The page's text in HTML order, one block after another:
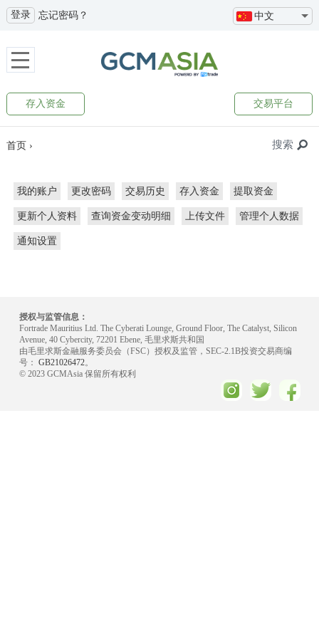
中文
登录 忘记密码？
存入资金 交易平台
首页 › 搜索
我的账户 更改密码 交易历史 存入资金 提取资金
更新个人资料 查询资金变动明细 上传文件 管理个人数据
通知设置
授权与监管信息：
Fortrade Mauritius Ltd. The Cyberati Lounge, Ground Floor, The Catalyst, Silicon
Avenue, 40 Cybercity, 72201 Ebene, 毛里求斯共和国
由毛里求斯金融服务委员会（FSC）授权及监管，SEC-2.1B投资交易商编
号： GB21026472。
© 2023 GCMAsia 保留所有权利